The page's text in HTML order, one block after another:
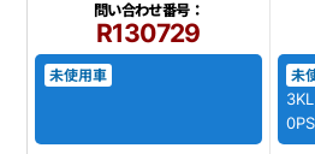
問い合わせ番号：
R130729
未使用車 未